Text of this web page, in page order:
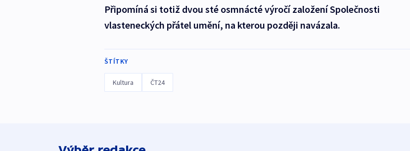
Připomíná si totiž dvou sté osmnácté výročí založení Společnosti
vlasteneckých přátel umění, na kterou později navázala.
ŠTÍTKY
Kultura ČT24